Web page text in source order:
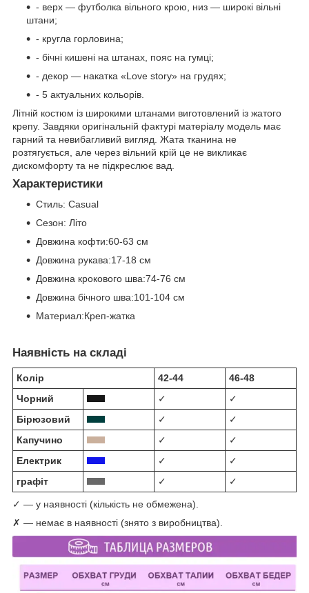
- верх — футболка вільного крою, низ — широкі вільні
штани;
- кругла горловина;
- бічні кишені на штанах, пояс на гумці;
- декор — накатка «Love story» на грудях;
- 5 актуальних кольорів.
Літній костюм із широкими штанами виготовлений із жатого
крепу. Завдяки оригінальній фактурі матеріалу модель має
гарний та невибагливий вигляд. Жата тканина не
розтягується, але через вільний крій це не викликає
дискомфорту та не підкреслює вад.
Характеристики
Стиль: Casual
Сезон: Літо
Довжина кофти:60-63 см
Довжина рукава:17-18 см
Довжина крокового шва:74-76 см
Довжина бічного шва:101-104 см
Материал:Креп-жатка
Наявність на складі
Колір 42-44
46-48
Чорний
✓
✓
Бірюзовий
✓
✓
Капучино
✓
✓
Електрик
✓
✓
графіт
✓ ✓
✓ — у наявності (кількість не обмежена).
✗ — немає в наявності (знято з виробництва).